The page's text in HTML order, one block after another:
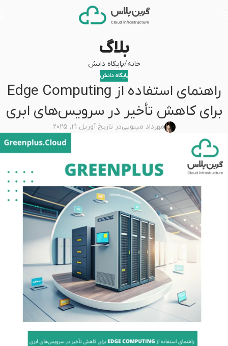
بلاگ
خانه پایگاه دانش
پایگاه دانش
راهنمای استفاده از Edge Computing
برای کاهش تأخیر در سرویس‌های ابری
مهرداد مینوییدر تاریخ آوریل 21, 2025